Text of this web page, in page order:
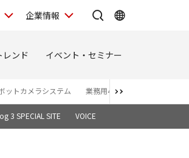
企業情報
レンド イベント・セミナー
ットカメラシステム 業務用4Kディスプレイ
3 SPECIAL SITE VOICE